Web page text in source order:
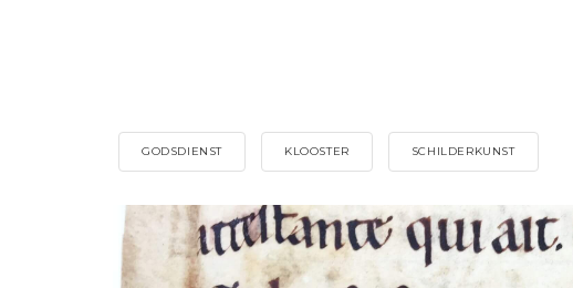
GODSDIENST KLOOSTER SCHILDERKUNST